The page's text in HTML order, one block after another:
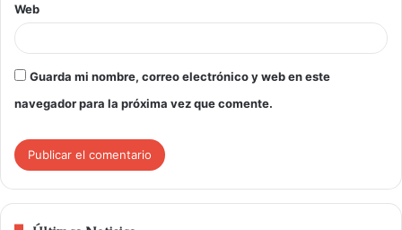
Web
Guarda mi nombre, correo electrónico y web en este
navegador para la próxima vez que comente.